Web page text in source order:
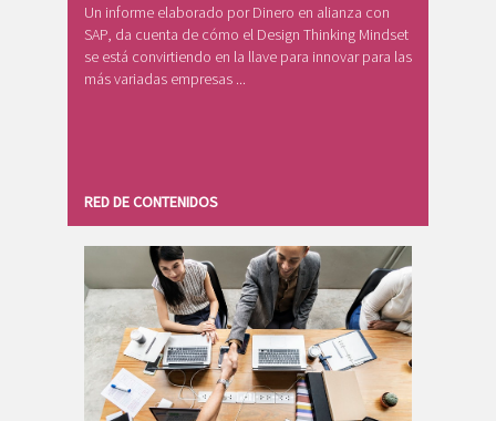
RED DE CONTENIDOS
Un informe elaborado por Dinero en alianza con
SAP, da cuenta de cómo el Design Thinking Mindset
se está convirtiendo en la llave para innovar para las
más variadas empresas ...